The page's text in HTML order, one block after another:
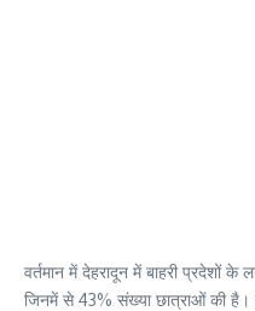
वर्तमान में देहरादून में बाहरी प्रदेशों
जिनमें से 43% संख्या छात्राओं की